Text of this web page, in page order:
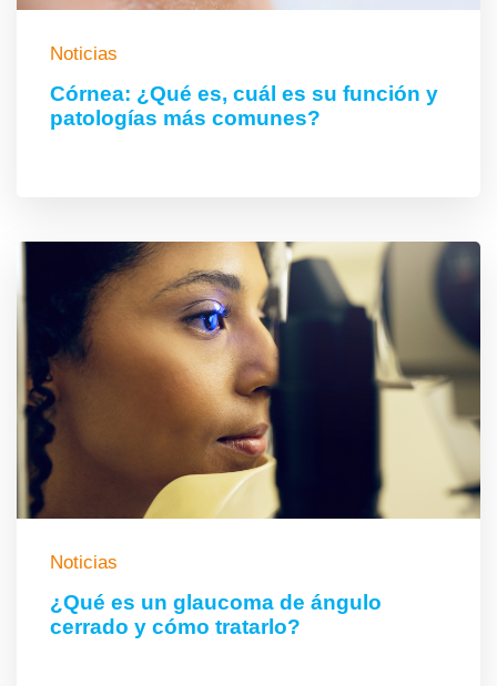
Noticias
Córnea: ¿Qué es, cuál es su función y
patologías más comunes?
Noticias
¿Qué es un glaucoma de ángulo
cerrado y cómo tratarlo?